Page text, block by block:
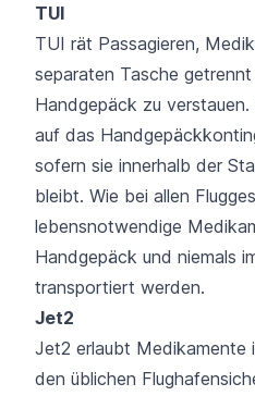
TUI
TUI rät Passagieren,
separaten Tasche
Handgepäck zu
auf das
sofern sie innerhalb der
bleibt. Wie bei allen
lebensnotwendige
Handgepäck und niemals
transportiert werden.
Jet2
Jet2 erlaubt Medikamente
den üblichen